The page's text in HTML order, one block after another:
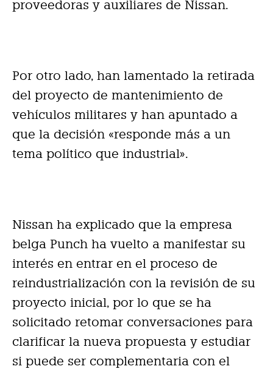
proveedoras y auxiliares de Nissan.
Por otro lado, han lamentado la retirada
del proyecto de mantenimiento de
vehículos militares y han apuntado a
que la decisión «responde más a un
tema político que industrial».
Nissan ha explicado que la empresa
belga Punch ha vuelto a manifestar su
interés en entrar en el proceso de
reindustrialización con la revisión de su
proyecto inicial, por lo que se ha
solicitado retomar conversaciones para
clarificar la nueva propuesta y estudiar
si puede ser complementaria con el